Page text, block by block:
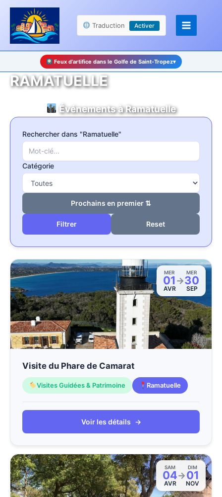
Panneau de gestion des cookies
Aller
contenu
Traduction Activer
Feux d’artifice dans le Golfe de Saint-Tropez▾
RAMATUELLE
Événements à Ramatuelle
Rechercher dans "Ramatuelle"
Catégorie
Prochains en premier ⇅
Reset
MER
01
AVR
→
MER
30
SEP
Visite du Phare de Camarat
Visites Guidées & Patrimoine Ramatuelle
Voir les détails →
SAM
04
AVR
→
DIM
01
NOV